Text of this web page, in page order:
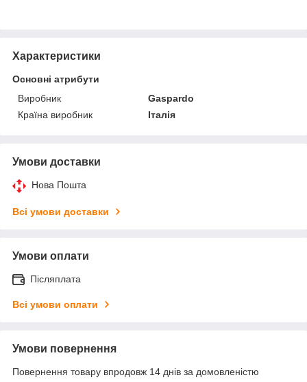
Характеристики
Основні атрибути
Виробник
Gaspardo
Країна виробник
Італія
Умови доставки
Нова Пошта
Всі умови доставки
Умови оплати
Післяплата
Всі умови оплати
Умови повернення
Повернення товару впродовж 14 днів за домовленістю